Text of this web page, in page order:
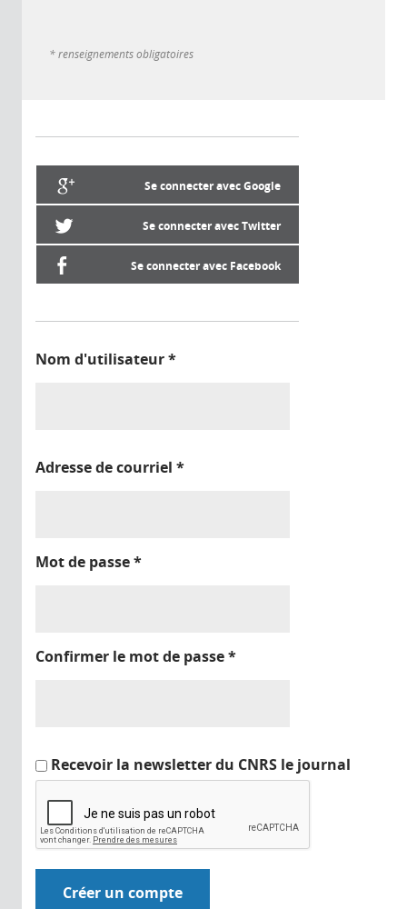
* renseignements obligatoires
Se connecter avec Google
Se connecter avec Twitter
Se connecter avec Facebook
Nom d'utilisateur*
Adresse de courriel *
Mot de passe*
Confirmer le mot de passe*
Recevoir la newsletter du CNRS le journal